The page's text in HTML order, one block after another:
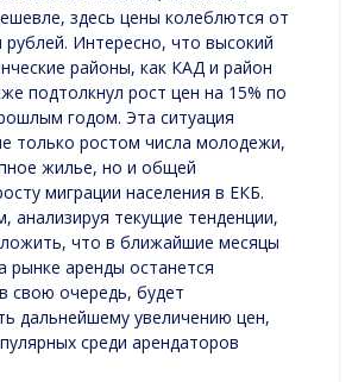
здесь цены колеблются от
рублей. Интересно, что высокий
районы, как КАД и район
подтолкнул рост цен на 15% по
годом. Эта ситуация
только ростом числа молодежи,
жилье, но и общей
миграции населения в ЕКБ.
анализируя текущие тенденции,
что в ближайшие месяцы
рынке аренды останется
свою очередь, будет
дальнейшему увеличению цен,
среди арендаторов